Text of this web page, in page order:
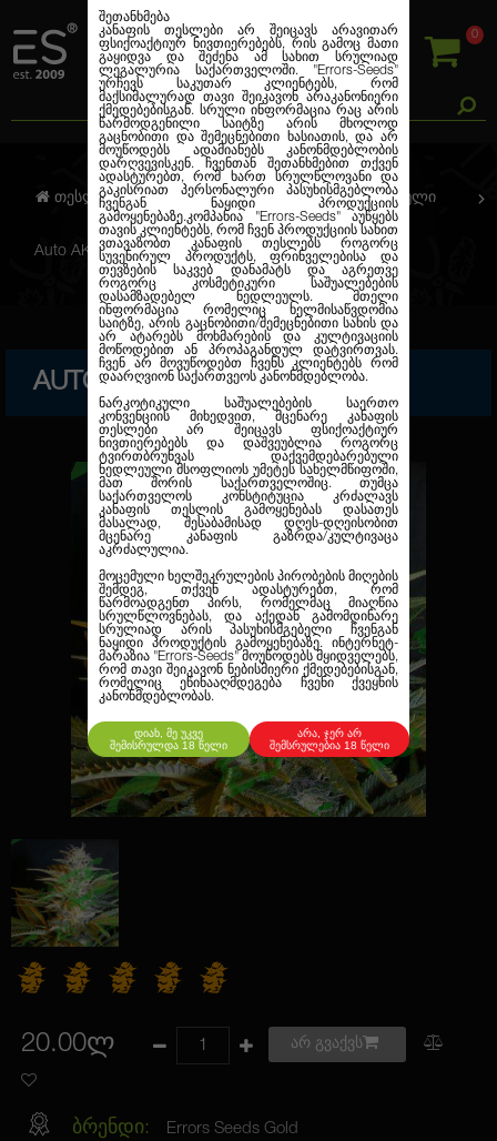
0
შეთანხმება
კანაფის თესლები არ შეიცავს არავითარ
ფსიქოაქტიურ ნივთიერებებს, რის გამოც მათი
გაყიდვა და შეძენა ამ სახით სრულიად
ლეგალურია საქართველოში. "Errors-Seeds"
ურჩევს საკუთარ კლიენტებს, რომ
მაქსიმალურად თავი შეიკავონ არაკანონიერი
ქმედებებისგან. სრული ინფორმაცია რაც არის
წარმოდგენილი საიტზე არის მხოლოდ
გაცნობითი და შემეცნებითი ხასიათის, და არ
მოუწოდებს ადამიანებს კანონმდებლობის
დარღვევისკენ. ჩვენთან შეთანხმებით თქვენ
ადასტურებთ, რომ ხართ სრულწლოვანი და
გაკისრიათ პერსონალური პასუხისმგებლობა
ჩვენგან ნაყიდი პროდუქციის
გამოყენებაზე.კომპანია
"Errors-Seeds" აუწყებს
თავის კლიენტებს, რომ ჩვენ პროდუქციის სახით
ვთავაზობთ კანაფის თესლებს როგორც
სუვენირულ პროდუქტს, ფრინველებისა და
თევზების საკვებ დანამატს და აგრეთვე
როგორც კოსმეტიკური საშუალებების
დასამზადებელ ნედლეულს. მთელი
ინფორმაცია რომელიც ხელმისაწვდომია
საიტზე, არის გაცნობითი/შემეცნებითი სახის და
არ ატარებს მოხმარების და კულტივაციის
მოწოდებით ან პროპაგანდულ დატვირთვას.
ჩვენ არ მოვუწოდებთ ჩვენს კლიენტებს რომ
დაარღვიონ საქართვეოს კანონმდებლობა.
ნარკოტიკული საშუალებების საერთო
კონვენციის მიხედვით, მცენარე კანაფის
თესლები არ შეიცავს ფსიქოაქტიურ
ნივთიერებებს და დაშვეუბლია როგორც
ტვირთბრუნვას დაქვემდებარებული
ნედლეული მსოფლიოს უმეტეს სახელმწიფოში,
მათ შორის საქართველოშიც. თუმცა
საქართველოს კონსტიტუცია კრძალავს
კანაფის თესლის გამოყენებას დასათეს
მასალად, შესაბამისად დღეს-დღეისობით
მცენარე კანაფის გაზრდა/კულტივაცა
აკრძალულია.
მოცემული ხელშეკრულების პირობების მიღების
შემდეგ, თქვენ ადასტურებთ, რომ
წარმოადგენთ პირს, რომელმაც მიაღწია
სრულწლოვნებას, და აქედან გამომდინარე
სრულიად არის პასუხისმგებელი ჩვენგან
ნაყიდი პროდუქტის გამოყენებაზე. ინტერნეტ-
მარაზია "Errors-Seeds" მოუწოდებს მყიდველებს,
რომ თავი შეიკავონ ნებისმიერი ქმედებებისგან,
რომელიც ეწინააღმდეგება ჩვენი ქვეყნის
კანონმდებლობას.
დიახ, მე უკვე
შემისრულდა 18 წელი
არა, ჯერ არ
შემსრულებია 18 წელი
თესლების კანაფი ავტო. ფემინიზირებული
Auto AK-47 Feminised Gold
AUTO AK-47 FEMINISED GOLD
20.00ლ არ გვაქვს
ბრენდი: Errors Seeds Gold